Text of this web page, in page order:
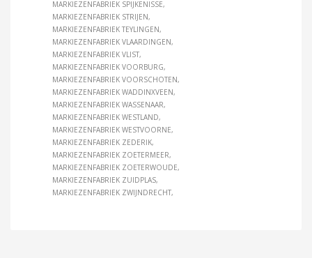
MARKIEZENFABRIEK SPIJKENISSE
MARKIEZENFABRIEK STRIJEN
MARKIEZENFABRIEK TEYLINGEN
MARKIEZENFABRIEK VLAARDINGEN
MARKIEZENFABRIEK VLIST
MARKIEZENFABRIEK VOORBURG
MARKIEZENFABRIEK VOORSCHOTEN
MARKIEZENFABRIEK WADDINXVEEN
MARKIEZENFABRIEK WASSENAAR
MARKIEZENFABRIEK WESTLAND
MARKIEZENFABRIEK WESTVOORNE
MARKIEZENFABRIEK ZEDERIK
MARKIEZENFABRIEK ZOETERMEER
MARKIEZENFABRIEK ZOETERWOUDE
MARKIEZENFABRIEK ZUIDPLAS
MARKIEZENFABRIEK ZWIJNDRECHT